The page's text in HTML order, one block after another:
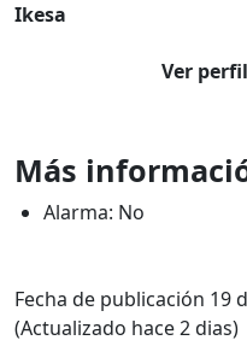
Ikesa
Ver
Más
Alarma: No
Fecha de publicación 19
(Actualizado hace 2 dias)